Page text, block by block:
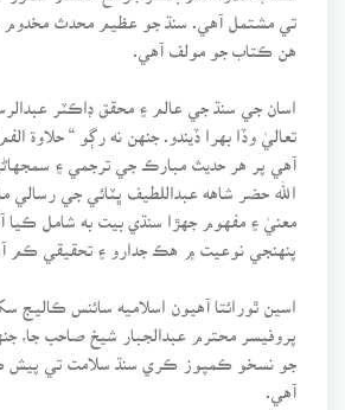
تي مشتمل آهي. سنڌ جو عظيم محدث مخدوم
هن ڪتاب جو مولف آهي.
اسان جي سنڌ جي عالم ۽ محقق ڊاڪٽر
تعاليٰ وڏا بهرا ڏيندو. جنهن نه رڳو “ حلاوة
آهي پر هر حديث مبارڪ جي ترجمي ۽
الله حضر شاهه عبداللطيف ڀٽائي جي رسالي
معنيٰ ۽ مفهوم جهڙا سنڌي بيت به شامل ڪيا
پنهنجي نوعيت ۾ هڪ جدارو ۽ تحقيقي ڪم
اسين ٿورائتا آهيون اسلاميه سائنس ڪاليج
پروفيسر محترم عبدالجبار شيخ صاحب جا،
جو نسخو ڪمپوز ڪري سنڌ سلامت تي پيش
آهي.